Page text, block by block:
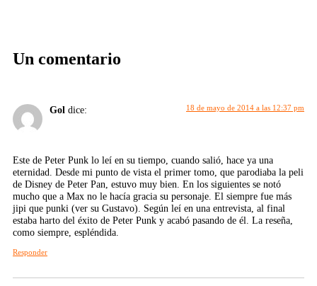
Un comentario
Gol dice: 18 de mayo de 2014 a las 12:37 pm
Este de Peter Punk lo leí en su tiempo, cuando salió, hace ya una
eternidad. Desde mi punto de vista el primer tomo, que parodiaba la peli
de Disney de Peter Pan, estuvo muy bien. En los siguientes se notó
mucho que a Max no le hacía gracia su personaje. El siempre fue más
jipi que punki (ver su Gustavo). Según leí en una entrevista, al final
estaba harto del éxito de Peter Punk y acabó pasando de él. La reseña,
como siempre, espléndida.
Responder